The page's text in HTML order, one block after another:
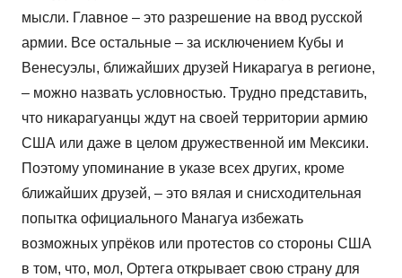
мысли. Главное – это разрешение на ввод русской
армии. Все остальные – за исключением Кубы и
Венесуэлы, ближайших друзей Никарагуа в регионе,
– можно назвать условностью. Трудно представить,
что никарагуанцы ждут на своей территории армию
США или даже в целом дружественной им Мексики.
Поэтому упоминание в указе всех других, кроме
ближайших друзей, – это вялая и снисходительная
попытка официального Манагуа избежать
возможных упрёков или протестов со стороны США
в том, что, мол, Ортега открывает свою страну для